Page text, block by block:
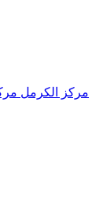
مركز الكرمل